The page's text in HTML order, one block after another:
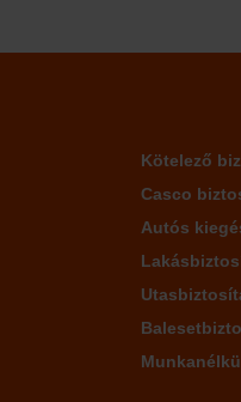
Kötelező
Casco
Autós